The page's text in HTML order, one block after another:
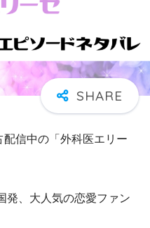
信中の「外科医エリー
発、大人気の恋愛ファン